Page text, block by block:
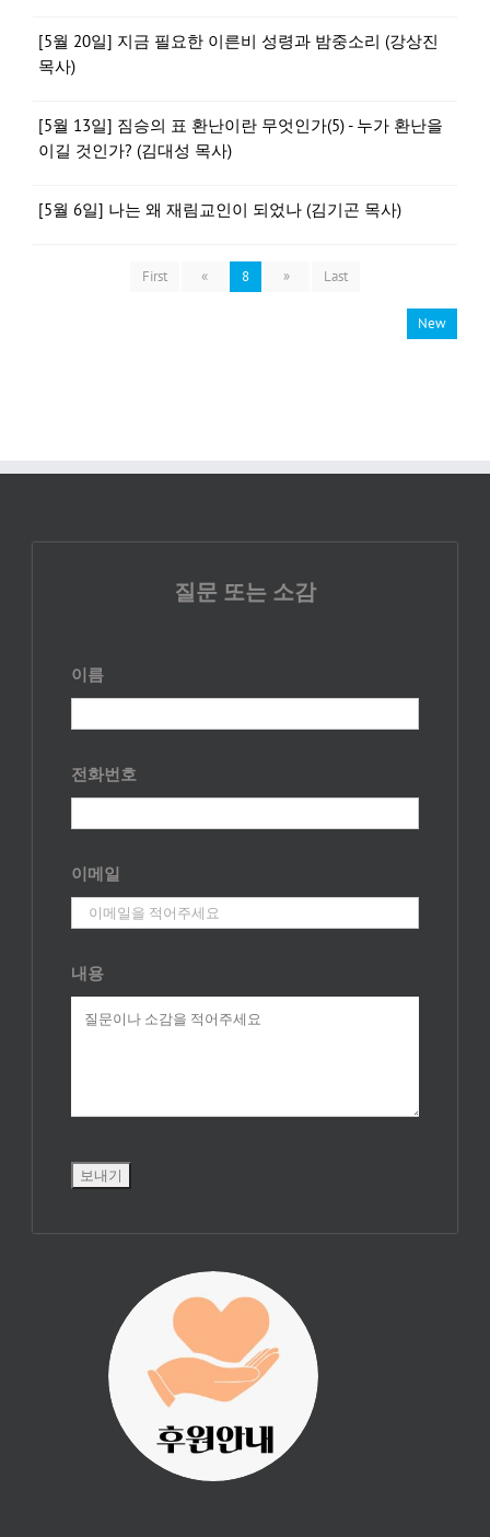
[5월 20일] 지금 필요한 이른비 성령과 밤중소리 (강상진
목사)
[5월 13일] 짐승의 표 환난이란 무엇인가(5) - 누가 환난을
이길 것인가? (김대성 목사)
[5월 6일] 나는 왜 재림교인이 되었나 (김기곤 목사)
First « 8 » Last
New
질문 또는 소감
이름
전화번호
이메일
내용
진리횃불 사역은
여러분의 후원으
로 이루어집니다.